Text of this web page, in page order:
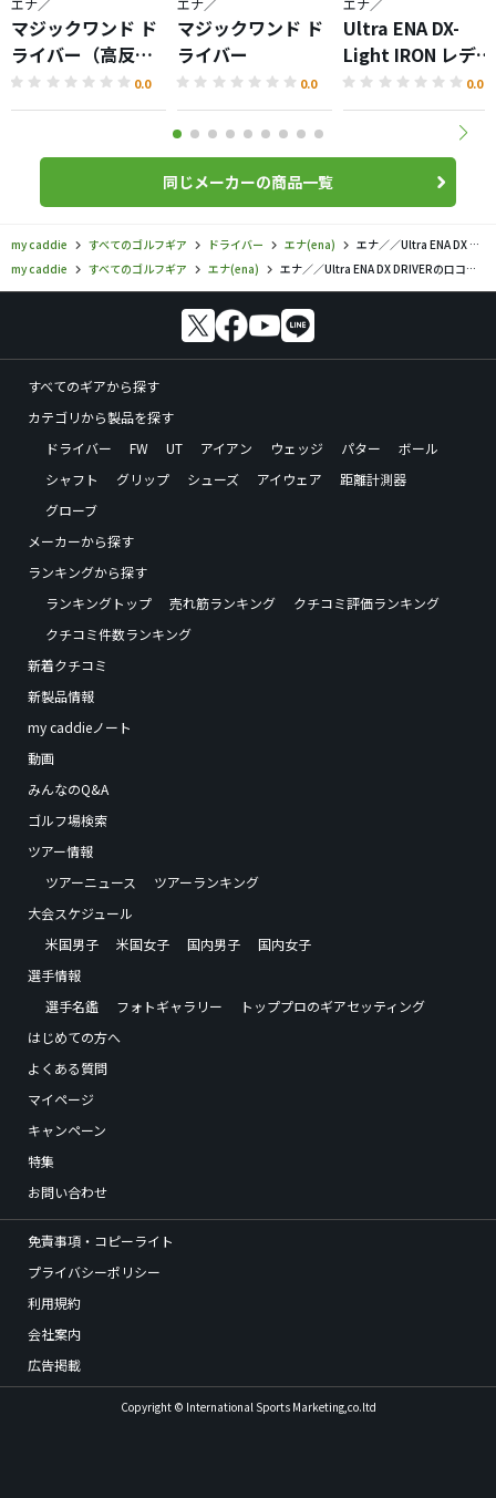
エナ／
マジックワンド ド
ライバー（高反
発）
0.0
エナ／
マジックワンド ド
ライバー
0.0
エナ／
Ultra ENA DX-
Light IRON レディ
ス
0.0
同じメーカーの商品一覧
my caddie すべてのゴルフギア ドライバー エナ(ena)
エナ／／Ultra ENA DX DRIVERの口コミ評価
my caddie
すべてのゴルフギア エナ(ena) エナ／／Ultra ENA DX DRIVERの口コミ評価
すべてのギアから探す
カテゴリから製品を探す
ドライバー
FW UT アイアン ウェッジ パター
ボール
シャフト
グリップ シューズ アイウェア
距離計測器
グローブ
メーカーから探す
ランキングから探す
ランキングトップ
売れ筋ランキング
クチコミ評価ランキング
クチコミ件数ランキング
新着クチコミ
新製品情報
my caddieノート
動画
みんなのQ&A
ゴルフ場検索
ツアー情報
ツアーニュース
ツアーランキング
大会スケジュール
米国男子
米国女子 国内男子
国内女子
選手情報
選手名鑑
フォトギャラリー
トッププロのギアセッティング
はじめての方へ
よくある質問
マイページ
キャンペーン
特集
お問い合わせ
免責事項・コピーライト
プライバシーポリシー
利用規約
会社案内
広告掲載
Copyright © International Sports Marketing,co.ltd